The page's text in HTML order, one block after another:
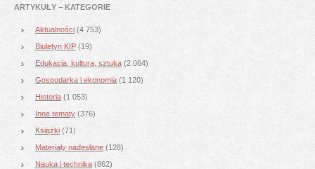
ARTYKUŁY – KATEGORIE
Aktualności (4 753)
Biuletyn KIP (19)
Edukacja, kultura, sztuka (2 064)
Gospodarka i ekonomia (1 120)
Historia (1 053)
Inne tematy (376)
Książki (71)
Materiały nadesłane (128)
Nauka i technika (862)